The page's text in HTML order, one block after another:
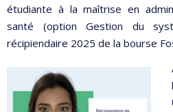
étudiante à la maîtrise en
santé (option Gestion du
récipiendaire 2025 de la bourse